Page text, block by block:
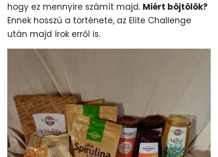
hogy ez mennyire számít majd. Miért böjtölök?
Ennek hosszú a története, az Elite Challenge
után majd írok erről is.